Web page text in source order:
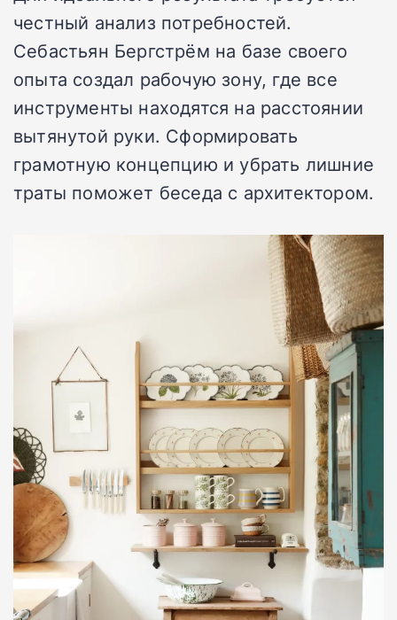
честный анализ потребностей.
Себастьян Бергстрём на базе своего
опыта создал рабочую зону, где все
инструменты находятся на расстоянии
вытянутой руки. Сформировать
грамотную концепцию и убрать лишние
траты поможет беседа с архитектором.